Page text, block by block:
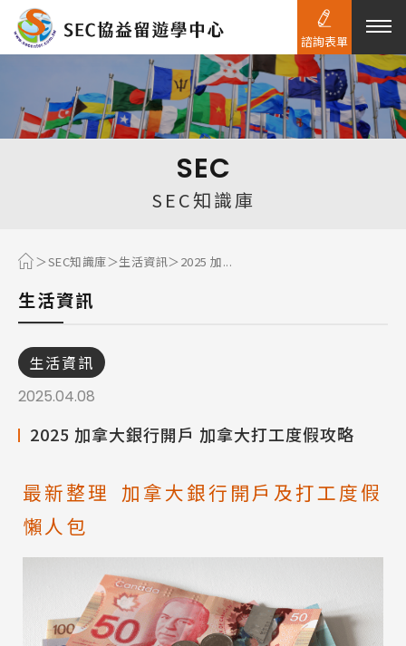
熱門搜尋：
SEC
SEC知識庫
SEC知識庫 生活資訊 2025 加...
生活資訊
生活資訊
2025.04.08
2025 加拿大銀行開戶 加拿大打工度假攻略
最新整理 加拿大銀行開戶及打工度假
懶人包
諮詢表單